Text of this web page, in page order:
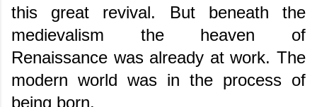
this great revival. But beneath the
medievalism the heaven of
Renaissance was already at work. The
modern world was in the process of
being born.